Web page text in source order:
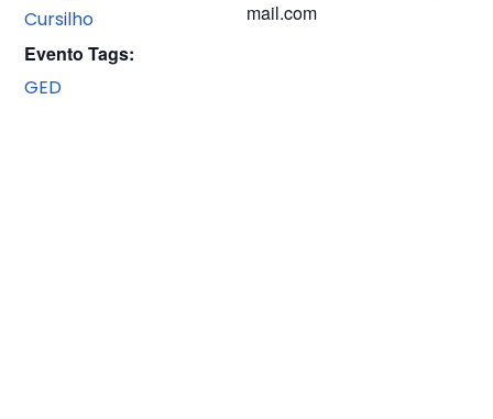
Cursilho
Evento Tags:
GED
mail.com